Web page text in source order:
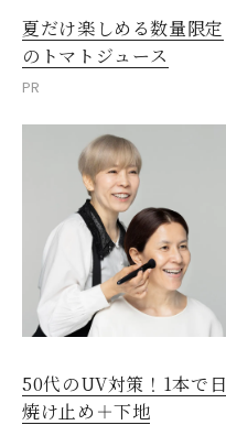
夏だけ楽しめる数量限定
のトマトジュース
PR
50代のUV対策！1本で日
焼け止め＋下地